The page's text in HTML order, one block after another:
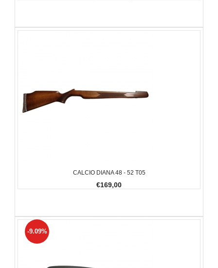
CALCIO DIANA 48 - 52 T05
€169,00
-9.09%